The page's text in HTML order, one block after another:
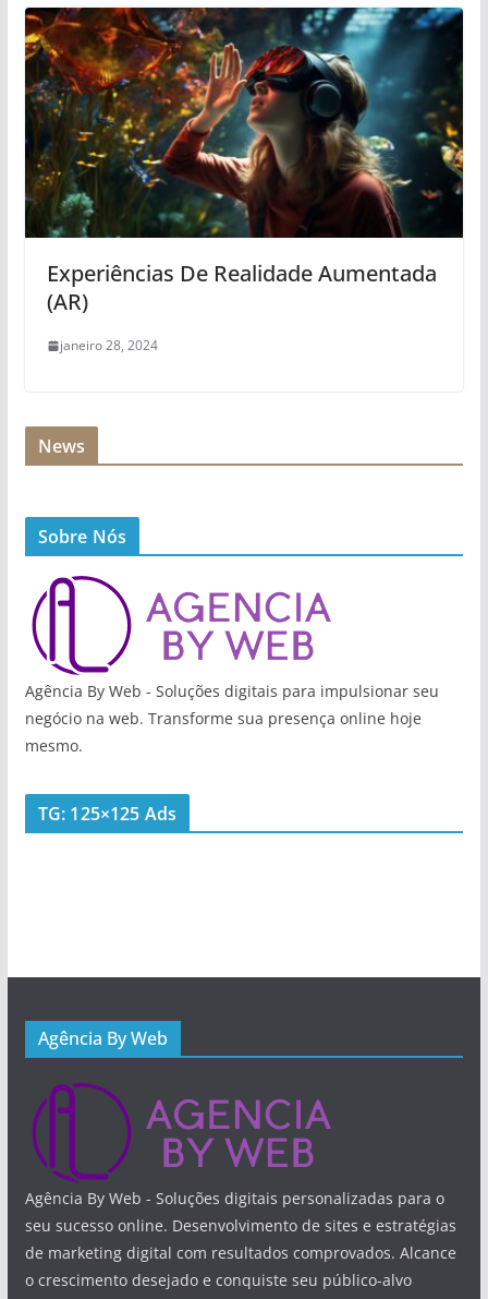
Experiências De Realidade Aumentada
(AR)
janeiro 28, 2024
News
Sobre Nós
Agência By Web - Soluções digitais para impulsionar seu
negócio na web. Transforme sua presença online hoje
mesmo.
TG: 125×125 Ads
Agência By Web
Agência By Web - Soluções digitais personalizadas para o
seu sucesso online. Desenvolvimento de sites e estratégias
de marketing digital com resultados comprovados. Alcance
o crescimento desejado e conquiste seu público-alvo